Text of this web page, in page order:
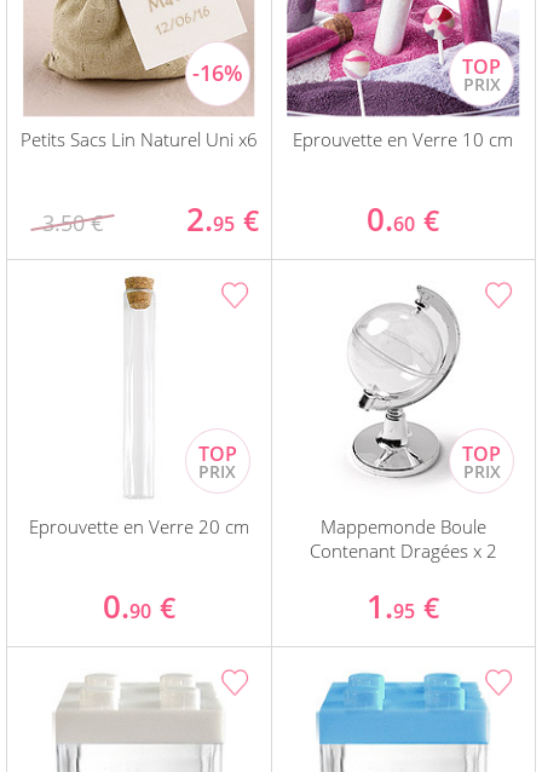
Petits Sacs Lin Naturel Uni x6
3.50 € 2.95 €
Eprouvette en Verre 10 cm
0.60 €
Eprouvette en Verre 20 cm
0.90 €
Mappemonde Boule
Contenant Dragées x 2
1.95 €